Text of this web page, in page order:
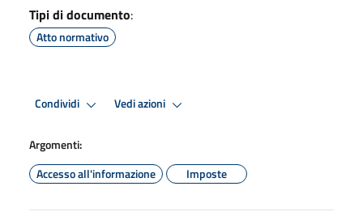
Tipi di documento:
Atto normativo
Condividi Vedi azioni
Argomenti:
Accesso all'informazione
Imposte